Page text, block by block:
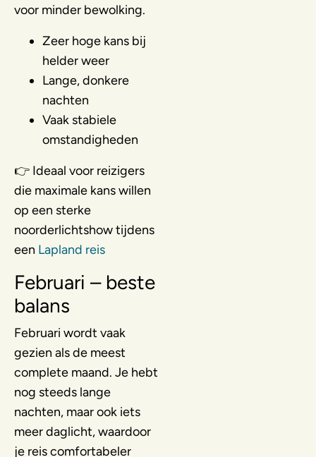
voor minder bewolking.
Zeer hoge kans bij
helder weer
Lange, donkere
nachten
Vaak stabiele
omstandigheden
👉 Ideaal voor reizigers
die maximale kans willen
op een sterke
noorderlichtshow tijdens
een Lapland reis
Februari – beste
balans
Februari wordt vaak
gezien als de meest
complete maand. Je hebt
nog steeds lange
nachten, maar ook iets
meer daglicht, waardoor
je reis comfortabeler